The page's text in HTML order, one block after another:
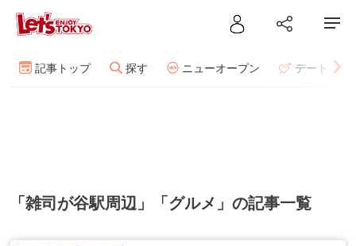
記事トップ 探す ニューオープン デート
「雑司が谷駅周辺」「グルメ」の記事一覧